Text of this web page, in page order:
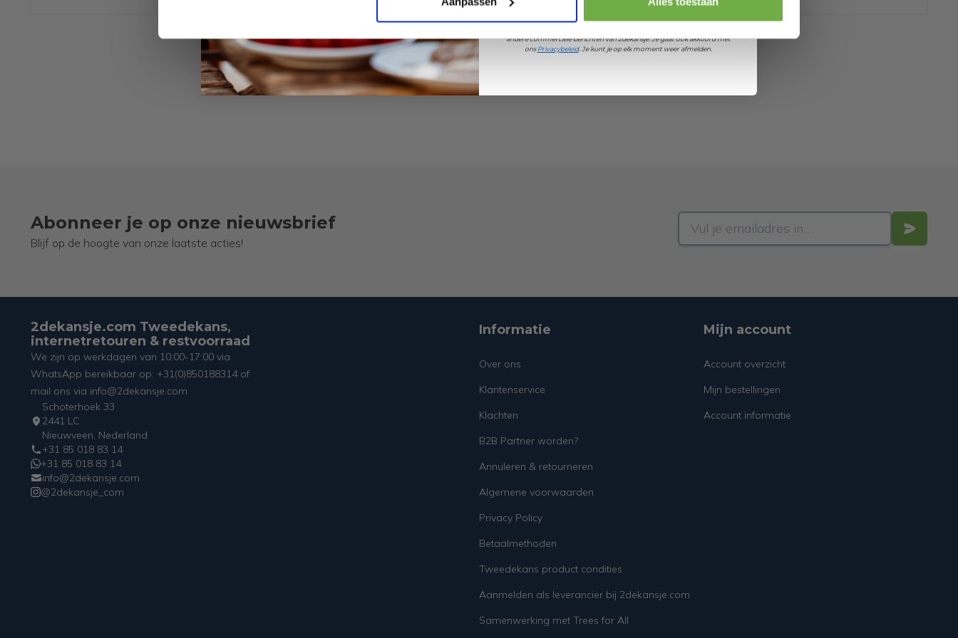
Abonneer je op onze nieuwsbrief
Blijf op de hoogte van onze laatste acties!
2dekansje.com Tweedekans,
internetretouren & restvoorraad
We zijn op werkdagen van 10:00-17:00 via
WhatsApp bereikbaar op: +31(0)850188314 of
mail ons via info@2dekansje.com
Schoterhoek 33
2441 LC
Nieuwveen, Nederland
+31 85 018 83 14
+31 85 018 83 14
info@2dekansje.com
@2dekansje_com
Informatie
Over ons
Klantenservice
Klachten
B2B Partner worden?
Annuleren & retourneren
Algemene voorwaarden
Privacy Policy
Betaalmethoden
Tweedekans product condities
Aanmelden als leverancier bij 2dekansje.com
Samenwerking met Trees for All
Mijn account
Account overzicht
Mijn bestellingen
Account informatie
andere commerciële berichten van 2dekansje. Je gaat ook akkoord met
onsPrivacybeleid. Je kunt je op elk moment weer afmelden.